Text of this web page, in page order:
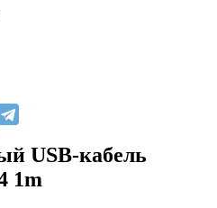
USB-кабель
1m